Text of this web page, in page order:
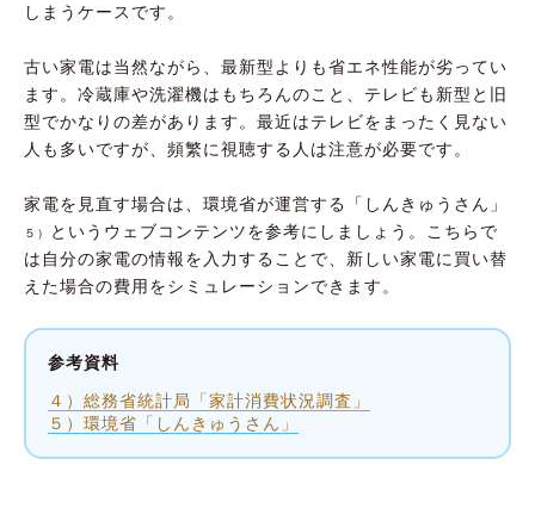
しまうケースです。
古い家電は当然ながら、最新型よりも省エネ性能が劣ってい
ます。冷蔵庫や洗濯機はもちろんのこと、テレビも新型と旧
型でかなりの差があります。最近はテレビをまったく見ない
人も多いですが、頻繁に視聴する人は注意が必要です。
家電を見直す場合は、環境省が運営する「しんきゅうさん」
５）
というウェブコンテンツを参考にしましょう。こちらで
は自分の家電の情報を入力することで、新しい家電に買い替
えた場合の費用をシミュレーションできます。
参考資料
４）総務省統計局「家計消費状況調査」
５）環境省「しんきゅうさん」